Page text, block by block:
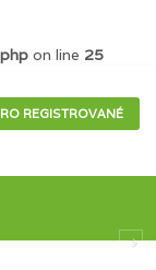
on line 25
REGISTROVANÉ